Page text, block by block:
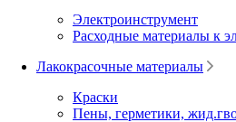
Электроинструмент
Расходные материалы к
Лакокрасочные материалы
Краски
Пены, герметики,